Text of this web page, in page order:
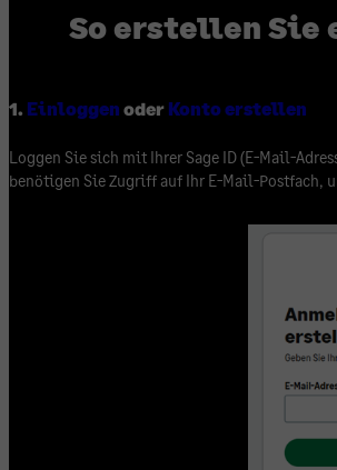
So erstellen
1. Einloggen oder Konto erstellen
Loggen Sie sich mit Ihrer Sage ID (E-Mail-
benötigen Sie Zugriff auf Ihr E-Mail-Postfach,